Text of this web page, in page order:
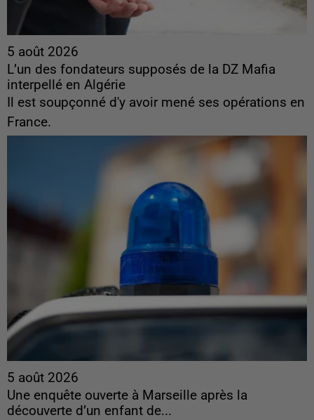
5 août 2026
L’un des fondateurs supposés de la DZ Mafia
interpellé en Algérie
Il est soupçonné d'y avoir mené ses opérations en
France.
5 août 2026
Une enquête ouverte à Marseille après la
découverte d’un enfant de...